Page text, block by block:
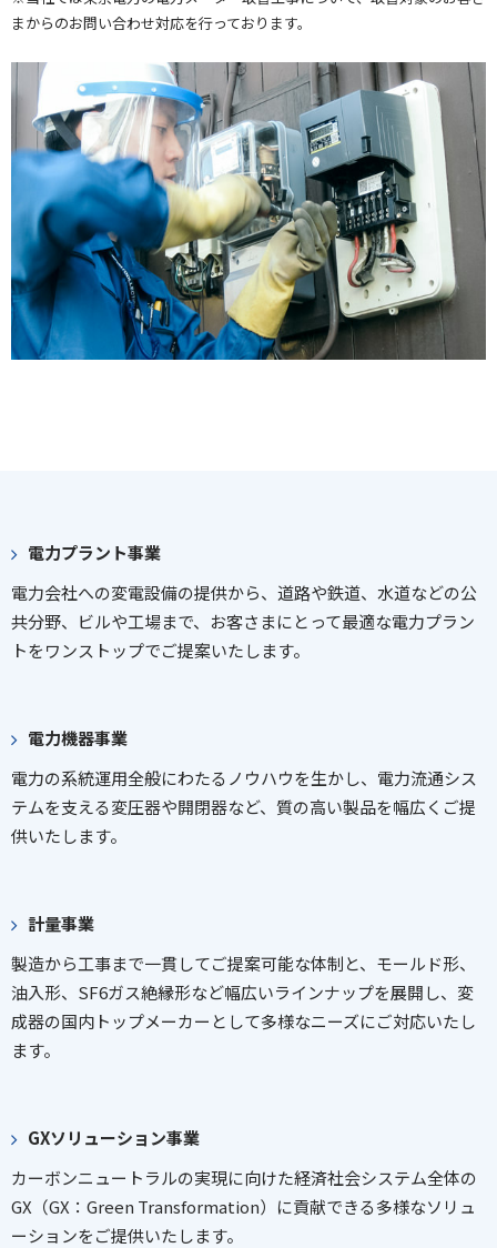
まからのお問い合わせ対応を行っております。
電力プラント事業
電力会社への変電設備の提供から、道路や鉄道、水道などの公
共分野、ビルや工場まで、お客さまにとって最適な電力プラン
トをワンストップでご提案いたします。
電力機器事業
電力の系統運用全般にわたるノウハウを生かし、電力流通シス
テムを支える変圧器や開閉器など、質の高い製品を幅広くご提
供いたします。
計量事業
製造から工事まで一貫してご提案可能な体制と、モールド形、
油入形、SF6ガス絶縁形など幅広いラインナップを展開し、変
成器の国内トップメーカーとして多様なニーズにご対応いたし
ます。
GXソリューション事業
カーボンニュートラルの実現に向けた経済社会システム全体の
GX（GX：Green Transformation）に貢献できる多様なソリュ
ーションをご提供いたします。